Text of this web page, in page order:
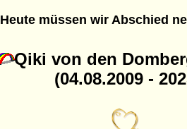
Heute müssen wir Abschied
Qiki von den
(04.08.2009 -